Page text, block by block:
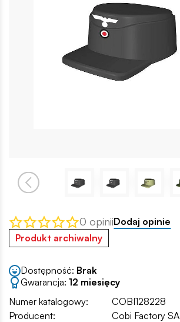
0 opiniiDodaj opinie
Produkt archiwalny
Dostępność: Brak
Gwarancja: 12 miesięcy
Numer katalogowy:
COBI128228
Producent:
Cobi Factory SA